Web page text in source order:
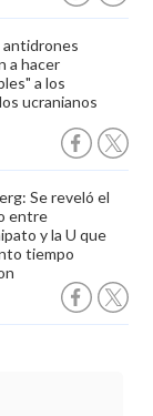
antidrones
a hacer
a los
ucranianos
Se reveló el
entre
y la U que
tiempo